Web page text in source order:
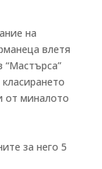
на
влетя
“Мастърса”
от миналото
за него 5